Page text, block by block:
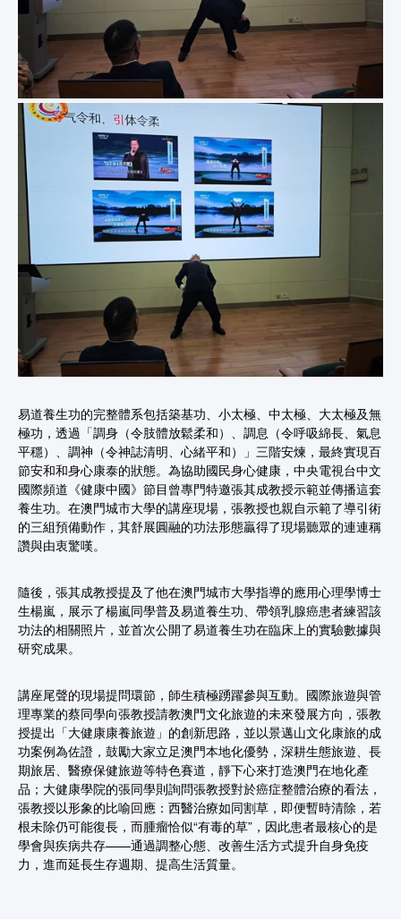
易道養生功的完整體系包括築基功、小太極、中太極、大太極及無
極功，透過「調身（令肢體放鬆柔和）、調息（令呼吸綿長、氣息
平穩）、調神（令神誌清明、心緒平和）」三階安煉，最終實現百
節安和和身心康泰的狀態。為協助國民身心健康，中央電視台中文
國際頻道《健康中國》節目曾專門特邀張其成教授示範並傳播這套
養生功。在澳門城市大學的講座現場，張教授也親自示範了導引術
的三組預備動作，其舒展圓融的功法形態贏得了現場聽眾的連連稱
讚與由衷驚嘆。
隨後，張其成教授提及了他在澳門城市大學指導的應用心理學博士
生楊嵐，展示了楊嵐同學普及易道養生功、帶領乳腺癌患者練習該
功法的相關照片，並首次公開了易道養生功在臨床上的實驗數據與
研究成果。
講座尾聲的現場提問環節，師生積極踴躍參與互動。國際旅遊與管
理專業的蔡同學向張教授請教澳門文化旅遊的未來發展方向，張教
授提出「大健康康養旅遊」的創新思路，並以景邁山文化康旅的成
功案例為佐證，鼓勵大家立足澳門本地化優勢，深耕生態旅遊、長
期旅居、醫療保健旅遊等特色賽道，靜下心來打造澳門在地化產
品；大健康學院的張同學則詢問張教授對於癌症整體治療的看法，
張教授以形象的比喻回應：西醫治療如同割草，即便暫時清除，若
根未除仍可能復長，而腫瘤恰似“有毒的草”，因此患者最核心的是
學會與疾病共存——通過調整心態、改善生活方式提升自身免疫
力，進而延長生存週期、提高生活質量。